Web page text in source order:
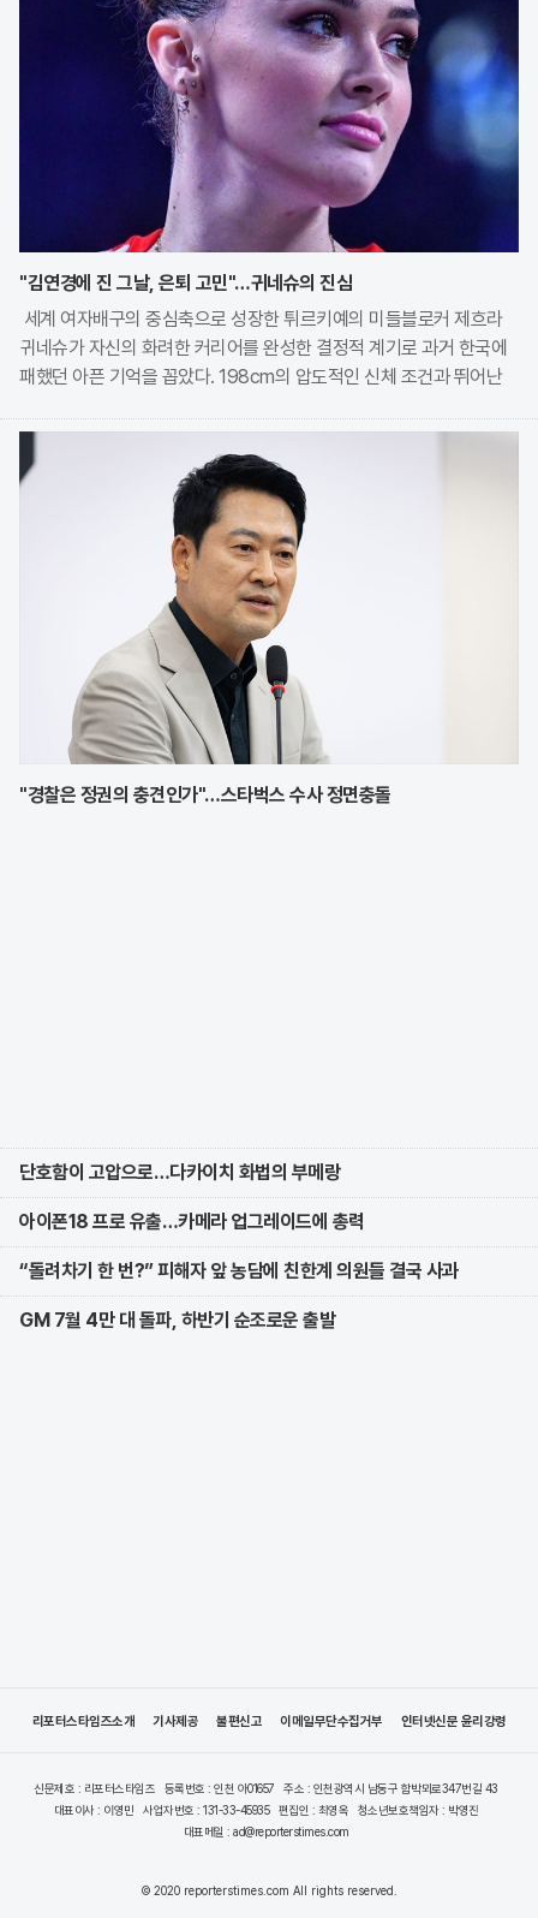
"김연경에 진 그날, 은퇴 고민"…귀네슈의 진심
세계 여자배구의 중심축으로 성장한 튀르키예의 미들블로커 제흐라
귀네슈가 자신의 화려한 커리어를 완성한 결정적 계기로 과거 한국에
패했던 아픈 기억을 꼽았다. 198cm의 압도적인 신체 조건과 뛰어난
지 언론과의 인터뷰를 통해 2020 도쿄 올림픽
"경찰은 정권의 충견인가"…스타벅스 수사 정면충돌
단호함이 고압으로…다카이치 화법의 부메랑
아이폰18 프로 유출…카메라 업그레이드에 총력
“돌려차기 한 번?” 피해자 앞 농담에 친한계 의원들 결국 사과
GM 7월 4만 대 돌파, 하반기 순조로운 출발
리포터스타임즈소개 기사제공 불편신고 이메일무단수집거부 인터넷신문 윤리강령
신문제호 : 리포터스타임즈 등록번호 : 인천 아01657
주소 : 인천광역시 남동구 함박뫼로347번길 43
대표이사 : 이영민
사업자번호 : 131-33-45935 편집인 : 최영옥
청소년보호책임자 : 박영진
대표메일 : ad@reporterstimes.com
© 2020 reporterstimes.com All rights reserved.